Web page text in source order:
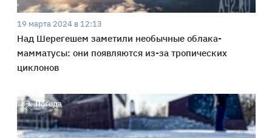
19 марта 2024 в 12:13
Над Шерегешем заметили необычные облака-
мамматусы: они появляются из-за тропических
циклонов
Погода